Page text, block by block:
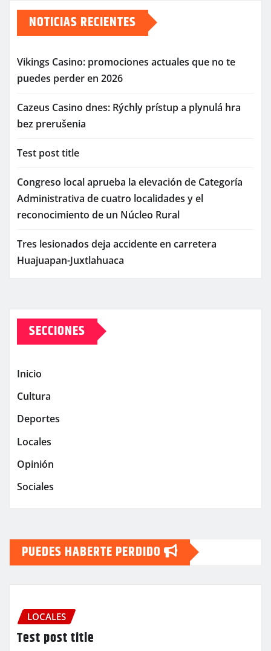
NOTICIAS RECIENTES
Vikings Casino: promociones actuales que no te
puedes perder en 2026
Cazeus Casino dnes: Rýchly prístup a plynulá hra
bez prerušenia
Test post title
Congreso local aprueba la elevación de Categoría
Administrativa de cuatro localidades y el
reconocimiento de un Núcleo Rural
Tres lesionados deja accidente en carretera
Huajuapan-Juxtlahuaca
SECCIONES
Inicio
Cultura
Deportes
Locales
Opinión
Sociales
PUEDES HABERTE PERDIDO
LOCALES
Test post title